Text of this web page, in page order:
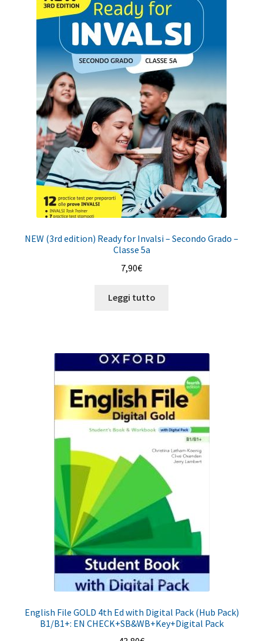
NEW (3rd edition) Ready for Invalsi – Secondo Grado –
Classe 5a
7,90€
Leggi tutto
English File GOLD 4th Ed with Digital Pack (Hub Pack)
B1/B1+: EN CHECK+SB&WB+Key+Digital Pack